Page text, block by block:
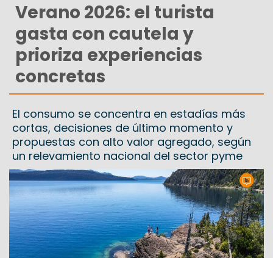
Verano 2026: el turista
gasta con cautela y
prioriza experiencias
concretas
El consumo se concentra en estadías más
cortas, decisiones de último momento y
propuestas con alto valor agregado, según
un relevamiento nacional del sector pyme